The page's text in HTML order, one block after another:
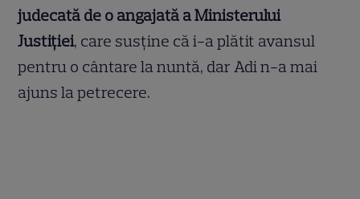
judecată de o angajată a Ministerului
Justiției, care susține că i-a plătit avansul
pentru o cântare la nuntă, dar Adi n-a mai
ajuns la petrecere.